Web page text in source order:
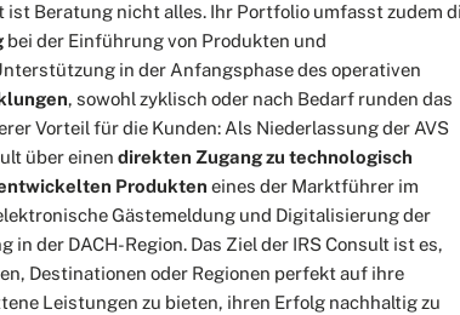
ist Beratung nicht alles. Ihr Portfolio umfasst zudem
bei der Einführung von Produkten und
in der Anfangsphase des operativen
, sowohl zyklisch oder nach Bedarf runden das
Vorteil für die Kunden: Als Niederlassung der AVS
über einendirekten Zugang zu technologisch
Produkteneines der Marktführer im
Gästemeldung und Digitalisierung der
der DACH-Region. Das Ziel der IRS Consult ist es,
Destinationen oder Regionen perfekt auf ihre
Leistungen zu bieten, ihren Erfolg nachhaltig zu